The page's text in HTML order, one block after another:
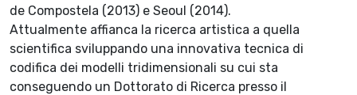
de Compostela (2013) e Seoul (2014).
Attualmente affianca la ricerca artistica a quella
scientifica sviluppando una innovativa tecnica di
codifica dei modelli tridimensionali su cui sta
conseguendo un Dottorato di Ricerca presso il